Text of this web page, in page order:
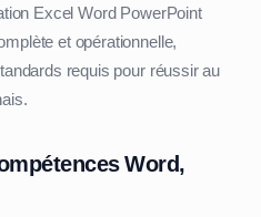
Excel Word PowerPoint
et opérationnelle,
requis pour réussir au
Word,